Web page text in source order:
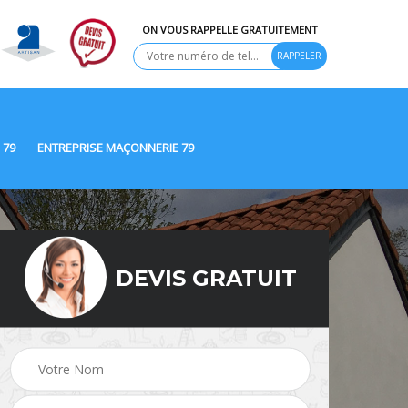
ON VOUS RAPPELLE GRATUITEMENT
79 ENTREPRISE MAÇONNERIE 79
Ravalement de façade Peinture Extérieure 79
DEVIS GRATUIT